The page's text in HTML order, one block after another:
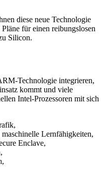
diese neue Technologie
für einen reibungslosen
Silicon.
Technologie integrieren,
kommt und viele
Intel-Prozessoren mit sich
Lernfähigkeiten,
Enclave,